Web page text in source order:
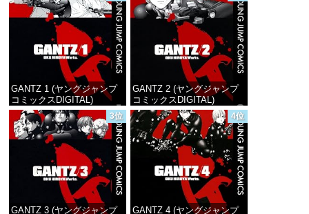
GANTZ 1 (ヤングジャンプ
コミックスDIGITAL)
価格：¥100
GANTZ 2 (ヤングジャンプ
コミックスDIGITAL)
価格：¥100
3位
GANTZ 3 (ヤングジャンプ
4位
GANTZ 4 (ヤングジャンプ